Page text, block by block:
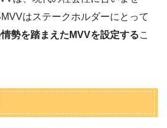
はステークホルダーにとって
勢を踏まえたMVVを設定するこ